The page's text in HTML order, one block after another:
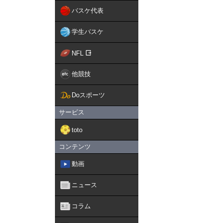
バスケ代表
学生バスケ
NFL
他競技
Doスポーツ
サービス
toto
コンテンツ
動画
ニュース
コラム